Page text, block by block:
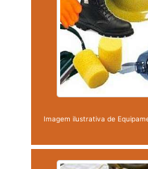
Imagem ilustrativa de